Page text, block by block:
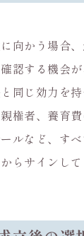
向かう場合
認する機会
同じ効力を
権者、養育
ルなど、す
らサインし